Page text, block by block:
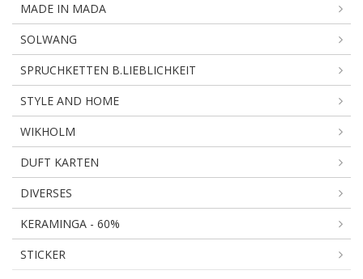
MADE IN MADA
SOLWANG
SPRUCHKETTEN B.LIEBLICHKEIT
STYLE AND HOME
WIKHOLM
DUFT KARTEN
DIVERSES
KERAMINGA - 60%
STICKER